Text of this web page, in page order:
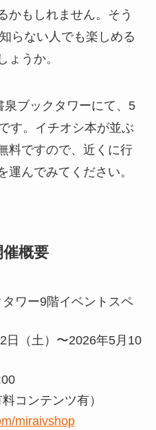
かもしれません。そう
らない人でも楽しめる
ょうか。
ブックタワーにて、5
す。イチオシ本が並ぶ
料ですので、近くに行
運んでみてください。
催概要
ワー9階イベントスペ
日（土）〜2026年5月10
コンテンツ有）
miraivshop